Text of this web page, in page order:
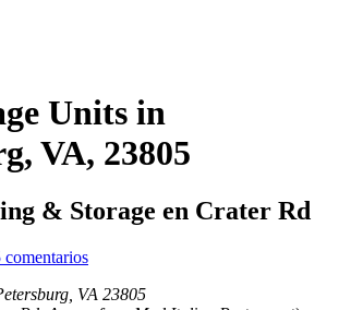
Units in
VA, 23805
& Storage en Crater Rd
comentarios
VA 23805